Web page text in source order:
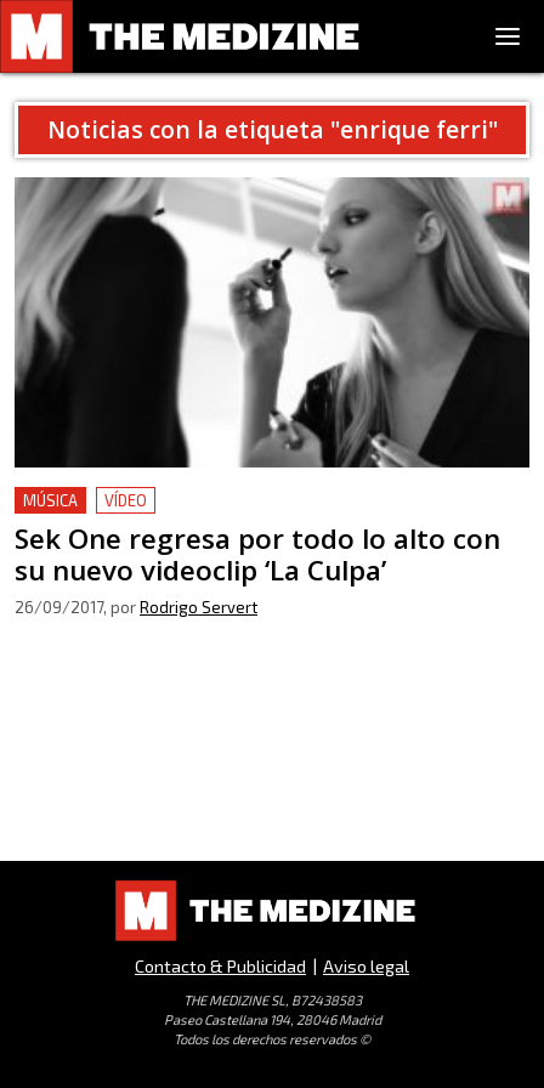
Noticias con la etiqueta "enrique ferri"
MÚSICA VÍDEO
Sek One regresa por todo lo alto con
su nuevo videoclip ‘La Culpa’
26/09/2017, porRodrigo Servert
Contacto & Publicidad | Aviso legal
THE MEDIZINE SL, B72438583
Paseo Castellana 194, 28046 Madrid
Todos los derechos reservados ©